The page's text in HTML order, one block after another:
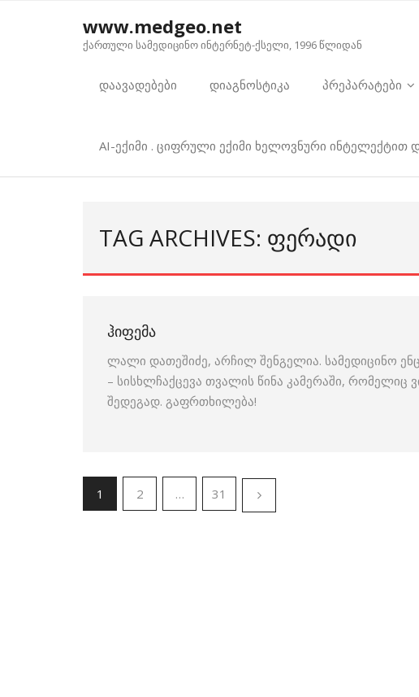
www.medgeo.net
ქართული სამედიცინო ინტერნეტ-ქსელი, 1996 წლიდან
დაავადებები დიაგნოსტიკა პრეპარატები
AI-ექიმი . ციფრული ექიმი ხელოვნური ინტელექტით
TAG ARCHIVES: ᲤᲔᲠᲐᲓᲘ
ᲰᲘᲤᲔᲛᲐ
ლალი დათეშიძე, არჩილ შენგელია. სამედიცინო
– სისხლჩაქცევა თვალის წინა კამერაში,
შედეგად. გაფრთხილება!
1 2 … 31